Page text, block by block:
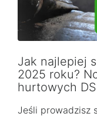
Jak najlepiej
2025 roku?
hurtowych
Jeśli prowadzisz